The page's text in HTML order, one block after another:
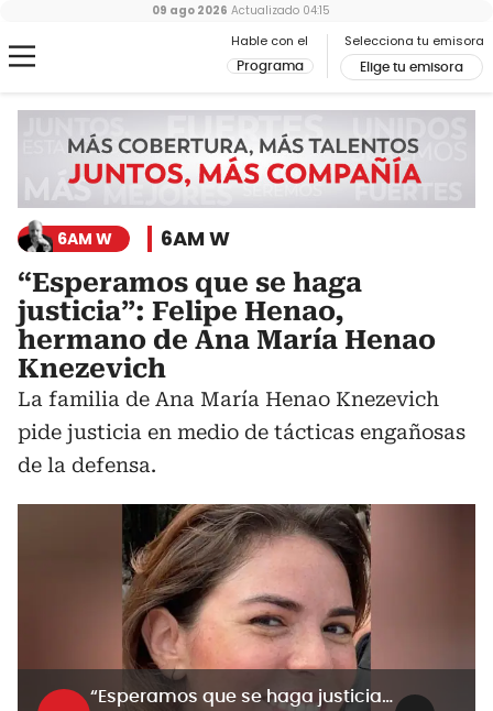
Hable con el
Programa
Selecciona tu emisora
Elige tu emisora
09 ago 2026 Actualizado 04:15
6AM W 6AM W
“Esperamos que se haga
justicia”: Felipe Henao,
hermano de Ana María Henao
Knezevich
La familia de Ana María Henao Knezevich
pide justicia en medio de tácticas engañosas
de la defensa.
“Esperamos que se haga justicia”: Felipe Henao, hermano de Ana María Henao Knezevich